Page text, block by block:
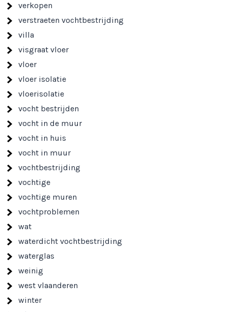
verkopen
verstraeten vochtbestrijding
villa
visgraat vloer
vloer
vloer isolatie
vloerisolatie
vocht bestrijden
vocht in de muur
vocht in huis
vocht in muur
vochtbestrijding
vochtige
vochtige muren
vochtproblemen
wat
waterdicht vochtbestrijding
waterglas
weinig
west vlaanderen
winter